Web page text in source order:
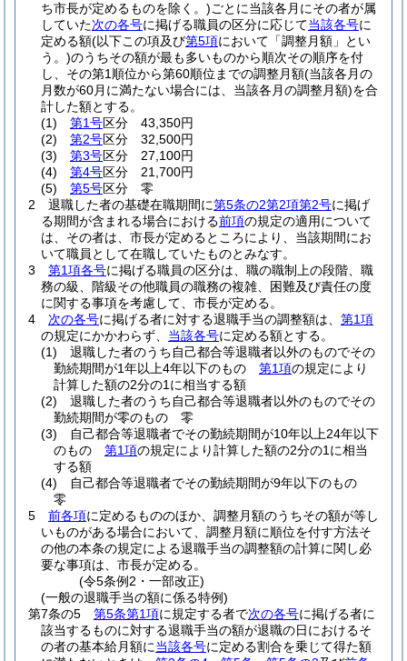
ち市長が定めるものを除く。)ごとに当該各月にその者が属
していた次の各号に掲げる職員の区分に応じて当該各号に
定める額(以下この項及び第5項において「調整月額」とい
う。)のうちその額が最も多いものから順次その順序を付
し、その第1順位から第60順位までの調整月額(当該各月の
月数が60月に満たない場合には、当該各月の調整月額)を合
計した額とする。
(1)
第1号区分 43,350円
(2)
第2号区分 32,500円
(3)
第3号区分 27,100円
(4)
第4号区分 21,700円
(5)
第5号区分 零
2
退職した者の基礎在職期間に第5条の2第2項第2号に掲げ
る期間が含まれる場合における前項の規定の適用について
は、その者は、市長が定めるところにより、当該期間にお
いて職員として在職していたものとみなす。
3
第1項各号に掲げる職員の区分は、職の職制上の段階、職
務の級、階級その他職員の職務の複雑、困難及び責任の度
に関する事項を考慮して、市長が定める。
4
次の各号に掲げる者に対する退職手当の調整額は、 第1項
の規定にかかわらず、 当該各号に定める額とする。
(1)
退職した者のうち自己都合等退職者以外のものでその
勤続期間が1年以上4年以下のもの 第1項の規定により
計算した額の2分の1に相当する額
(2)
退職した者のうち自己都合等退職者以外のものでその
勤続期間が零のもの 零
(3)
自己都合等退職者でその勤続期間が10年以上24年以下
のもの 第1項の規定により計算した額の2分の1に相当
する額
(4)
自己都合等退職者でその勤続期間が9年以下のもの
零
5
前各項に定めるもののほか、調整月額のうちその額が等し
いものがある場合において、調整月額に順位を付す方法そ
の他の本条の規定による退職手当の調整額の計算に関し必
要な事項は、市長が定める。
(令5条例2・一部改正)
(一般の退職手当の額に係る特例)
第7条の5
第5条第1項に規定する者で次の各号に掲げる者に
該当するものに対する退職手当の額が退職の日におけるそ
の者の基本給月額に当該各号に定める割合を乗じて得た額